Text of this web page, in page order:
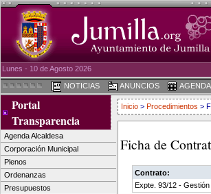
Lunes - 10 de Agosto 2026
NOTICIAS ANUNCIOS AGENDA
Portal
Transparencia
Agenda Alcaldesa
Corporación Municipal
Plenos
Ordenanzas
Presupuestos
Inicio > Procedimientos >
Ficha de
Contrato:
Expte. 93/12 -